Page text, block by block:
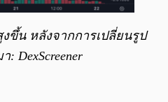
งขึ้น หลังจากการเปลี่ยนรูป
: DexScreener